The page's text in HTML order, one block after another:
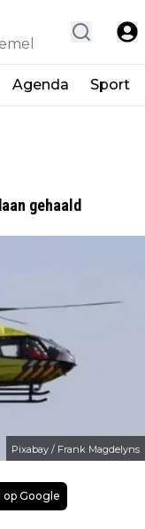
Agenda Sport
gehaald
Pixabay / Frank Magdelyns
op Google